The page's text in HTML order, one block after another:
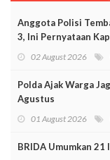
Anggota Polisi
3, Ini Pernyataan
02 August 2026
Polda Ajak Warga
Agustus
01 August 2026
BRIDA Umumkan